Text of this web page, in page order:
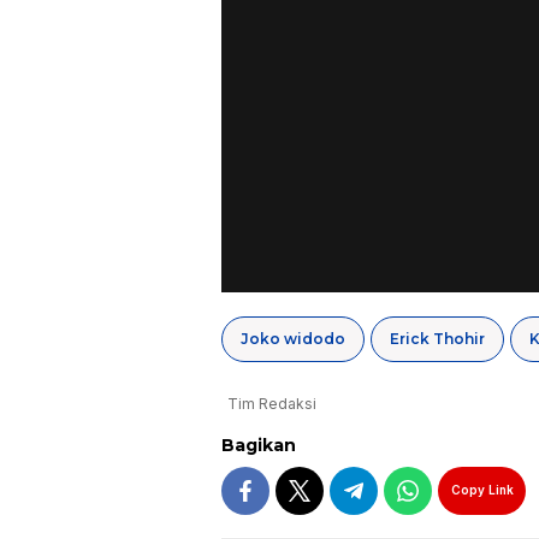
Joko widodo Erick Thohir
Tim Redaksi
Bagikan
Copy Link